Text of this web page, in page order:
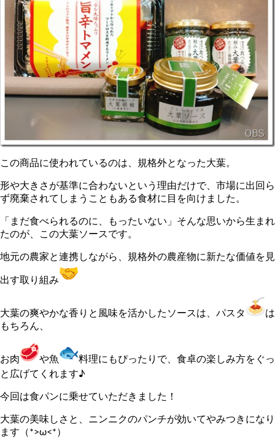
この商品に使われているのは、規格外となった大葉。
形や大きさが基準に合わないという理由だけで、市場に出回ら
ず廃棄されてしまうこともある食材に目を向けました。
「まだ食べられるのに、もったいない」そんな思いから生まれ
たのが、この大葉ソースです。
地元の農家と連携しながら、規格外の農産物に新たな価値を見
出す取り組み
大葉の爽やかな香りと風味を活かしたソースは、パスタ
は
もちろん、
お肉 や魚
料理にもぴったりで、食卓の楽しみ方をぐっ
と広げてくれます♪
今回は食パンに乗せていただきました！
大葉の美味しさと、ニンニクのパンチが効いてやみつきになり
ます（*>ω<*）